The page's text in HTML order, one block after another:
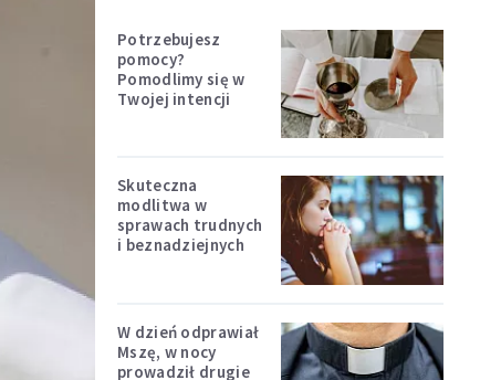
Potrzebujesz
pomocy?
Pomodlimy się w
Twojej intencji
Skuteczna
modlitwa w
sprawach trudnych
i beznadziejnych
W dzień odprawiał
Mszę, w nocy
prowadził drugie